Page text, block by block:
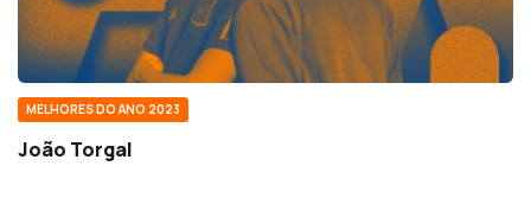
MELHORES DO ANO 2023
João Torgal